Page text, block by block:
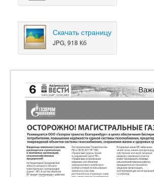
Скачать страницу
JPG, 918 Кб